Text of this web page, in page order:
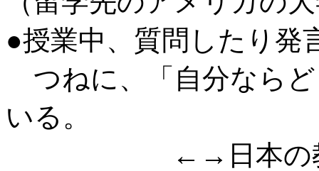
●授業中、質問したり発
つねに、「自分なら
いる。
←→日本の教育は